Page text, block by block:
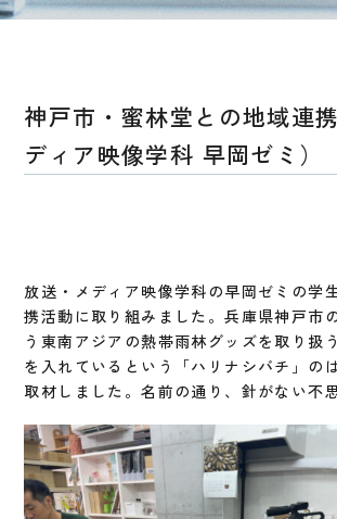
神戸市・蜜林堂との地域連
ディア映像学科 早岡ゼミ）
放送・メディア映像学科の早岡ゼミの学
携活動に取り組みました。兵庫県神戸市
う東南アジアの熱帯雨林グッズを取り扱
を入れているという「ハリナシバチ」の
取材しました。名前の通り、針がない不